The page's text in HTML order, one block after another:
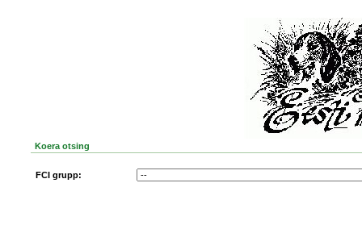
Koera otsing
FCI grupp: